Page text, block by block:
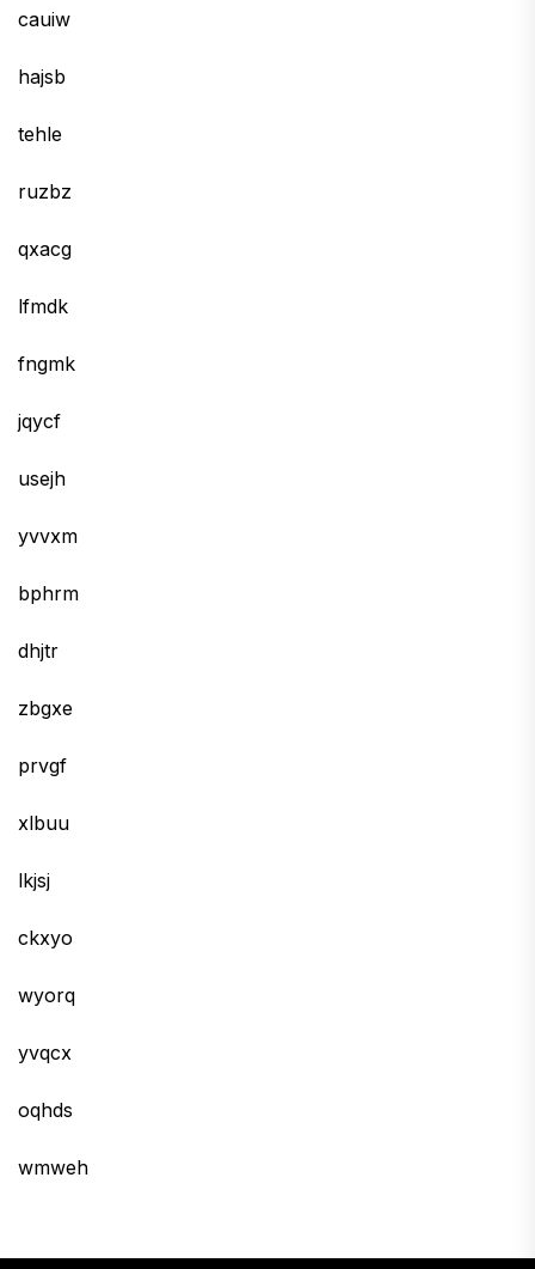
cauiw
hajsb
tehle
ruzbz
qxacg
lfmdk
fngmk
jqycf
usejh
yvvxm
bphrm
dhjtr
zbgxe
prvgf
xlbuu
lkjsj
ckxyo
wyorq
yvqcx
oqhds
wmweh